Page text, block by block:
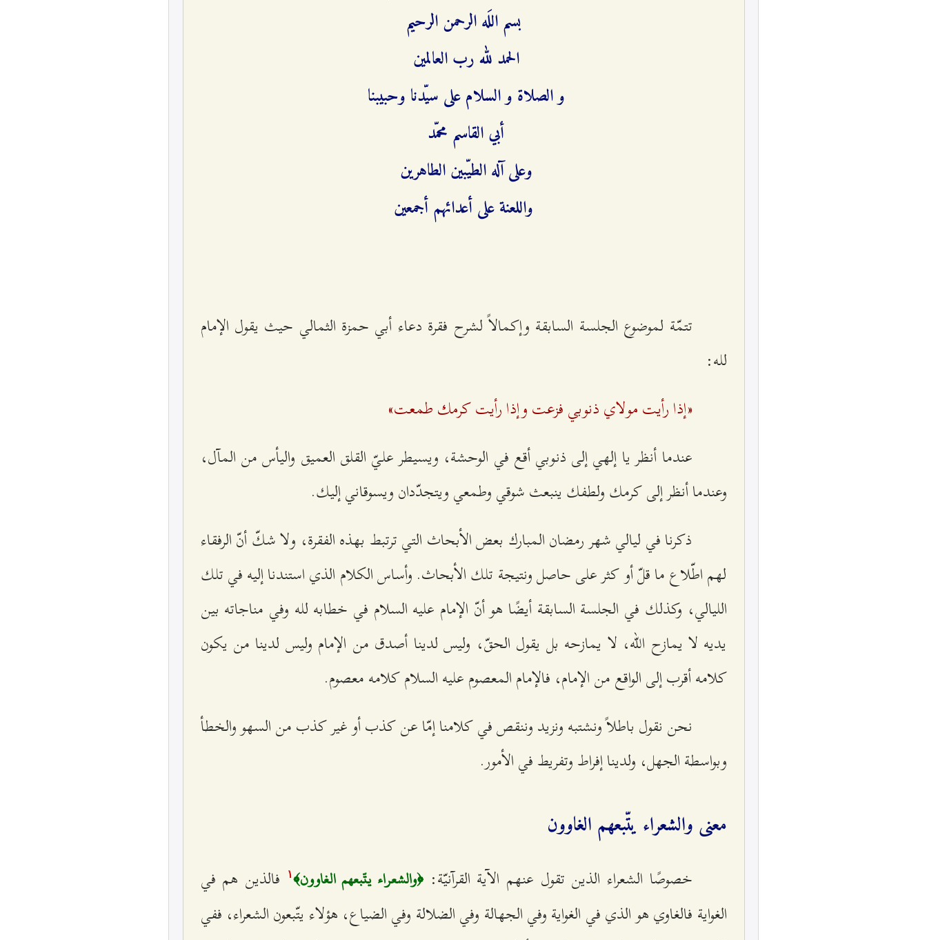
بسم اللَه الرحمن الرحيم‌
الحمد لله رب العالمين
و الصلاة و السلام على سيّدنا وحبيبنا
أبي القاسم محمّد
وعلى آله الطيّبين الطاهرين
واللعنة على أعدائهم أجمعين‌
تتمّة لموضوع الجلسة السابقة وإكمالاً لشرح فقرة دعاء أبي حمزة الثمالي حيث يقول الإمام
لله:
«إذا رأيت مولاي ذنوبي فزعت وإذا رأيت كرمك طمعت»
عندما أنظر يا إلهي إلى ذنوبي أقع في الوحشة، ويسيطر عليّ القلق العميق واليأس من المآل،
وعندما أنظر إلى كرمك ولطفك ينبعث شوقي وطمعي ويتجدّدان ويسوقاني إليك.
ذكرنا في ليالي شهر رمضان المبارك بعض الأبحاث التي ترتبط بهذه الفقرة، ولا شكّ أنّ الرفقاء
لهم اطّلاع ما قلّ أو كثر على حاصل ونتيجة تلك الأبحاث. وأساس الكلام الذي استندنا إليه في تلك
الليالي، وكذلك في الجلسة السابقة أيضًا هو أنّ الإمام عليه السلام في خطابه لله وفي مناجاته بين
يديه لا يمازح الله، لا يمازحه بل يقول الحقّ، وليس لدينا أصدق من الإمام وليس لدينا من يكون
كلامه أقرب إلى الواقع من الإمام، فالإمام المعصوم عليه السلام كلامه معصوم.
نحن نقول باطلاً ونشتبه ونزيد وننقص في كلامنا إمّا عن كذب أو غير كذب من السهو والخطأ
وبواسطة الجهل، ولدينا إفراط وتفريط في الأمور.
معنى والشعراء يتّبعهم الغاوون
خصوصًا الشعراء الذين تقول عنهم الآية القرآنيّة:﴿والشعراء يتّبعهم الغاوون﴾۱
فالذين هم في
الغواية فالغاوي هو الذي في الغواية وفي الجهالة وفي الضلالة وفي الضياع، هؤلاء يتّبعون الشعراء، ففي